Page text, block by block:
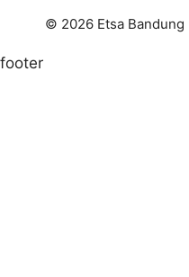
© 2026 Etsa Bandung
footer